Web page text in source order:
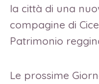
la città di una
compagine di
Patrimonio
Le prossime